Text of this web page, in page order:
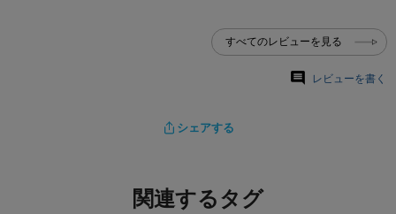
すべてのレビューを見る
レビューを書く
シェアする
関連するタグ